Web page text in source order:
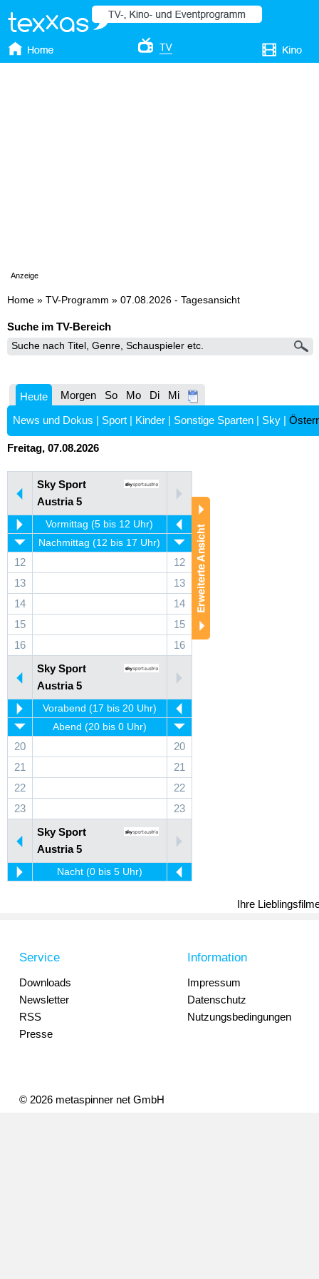
Anzeige
Home » TV-Programm » 07.08.2026 - Tagesansicht
Suche im TV-Bereich
Heute Morgen So Mo Di Mi
News und Dokus | Sport | Kinder | Sonstige Sparten | Sky |
Freitag, 07.08.2026
Sky Sport
Austria 5
Vormittag (5 bis 12 Uhr)
Nachmittag (12 bis 17 Uhr)
12
12
13
13
14
14
15
15
16
16
Sky Sport
Austria 5
Vorabend (17 bis 20 Uhr)
Abend (20 bis 0 Uhr)
20
20
21
21
22
22
23
23
Sky Sport
Austria 5
Nacht (0 bis 5 Uhr)
Ihre
Service
Downloads
Newsletter
RSS
Presse
Information
Impressum
Datenschutz
Nutzungsbedingungen
© 2026 metaspinner net GmbH